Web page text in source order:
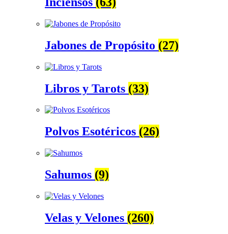
Jabones de Propósito (27)
Libros y Tarots (33)
Polvos Esotéricos (26)
Sahumos (9)
Velas y Velones (260)